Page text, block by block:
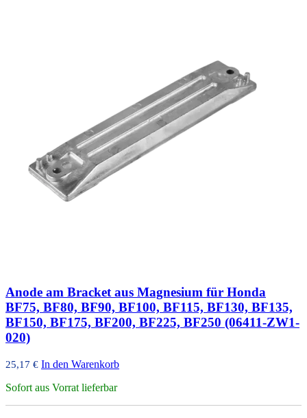
Anode am Bracket aus Magnesium für Honda
BF75, BF80, BF90, BF100, BF115, BF130, BF135,
BF150, BF175, BF200, BF225, BF250 (06411-ZW1-
020)
25,17 € In den Warenkorb
Sofort aus Vorrat lieferbar